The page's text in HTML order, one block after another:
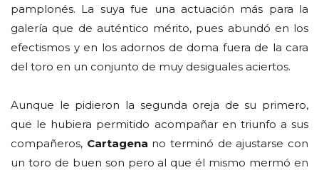
pamplonés. La suya fue una actuación más para la
galería que de auténtico mérito, pues abundó en los
efectismos y en los adornos de doma fuera de la cara
del toro en un conjunto de muy desiguales aciertos.
Aunque le pidieron la segunda oreja de su primero,
que le hubiera permitido acompañar en triunfo a sus
compañeros, Cartagena no terminó de ajustarse con
un toro de buen son pero al que él mismo mermó en